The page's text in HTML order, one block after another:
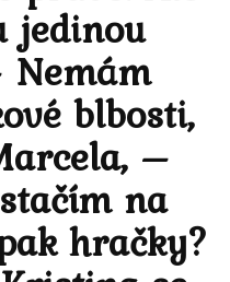
jedinou
blbosti,
–
na
hračky?